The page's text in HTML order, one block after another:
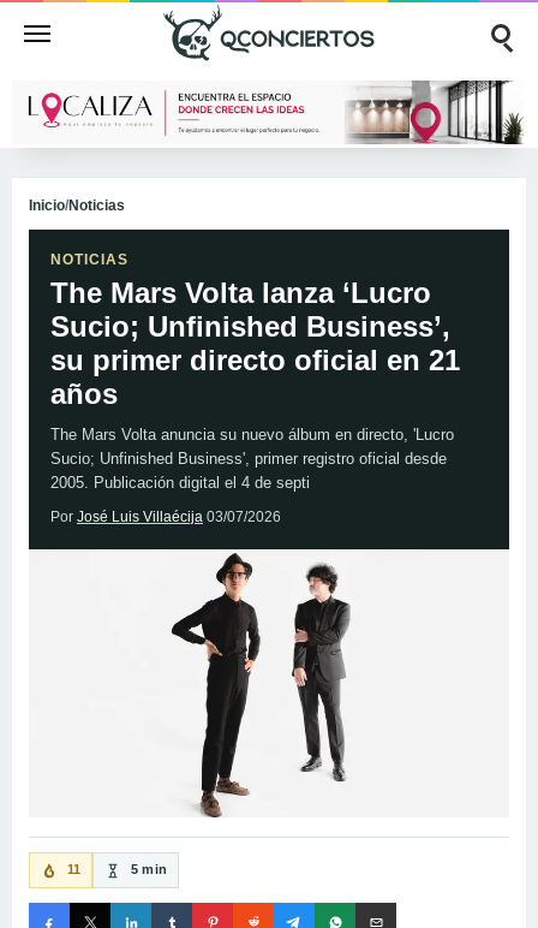
Inicio/Noticias
NOTICIAS
The Mars Volta lanza ‘Lucro
Sucio; Unfinished Business’,
su primer directo oficial en 21
años
The Mars Volta anuncia su nuevo álbum en directo, 'Lucro
Sucio; Unfinished Business', primer registro oficial desde
2005. Publicación digital el 4 de septi
Por José Luis Villaécija 03/07/2026
11 5 min